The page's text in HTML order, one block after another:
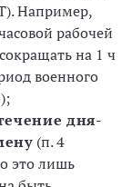
Например,
рабочей
на 1 ч
военного
дня-
(п. 4
это лишь